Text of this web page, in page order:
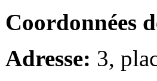
Coordonnées
Adresse: 3,